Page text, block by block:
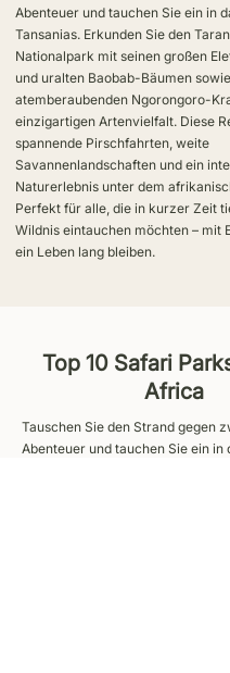
Abenteuer und tauchen Sie ein in
Tansanias. Erkunden Sie den
Nationalpark mit seinen großen
und uralten Baobab-Bäumen
atemberaubenden Ngorongoro-
einzigartigen Artenvielfalt. Diese
spannende Pirschfahrten, weite
Savannenlandschaften und ein
Naturerlebnis unter dem
Perfekt für alle, die in kurzer Zeit
Wildnis eintauchen möchten – mit
ein Leben lang bleiben.
Top 10 Safari
Africa
Tauschen Sie den Strand gegen
Abenteuer und tauchen Sie ein in